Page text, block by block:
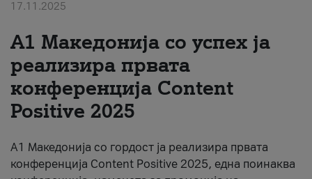
#ПодобарОнлајн
17.11.2025
А1 Македонија со успех ја
реализира првата
конференција Content
Positive 2025
А1 Македонија со гордост ја реализира првата
конференција Content Positive 2025, една поинаква